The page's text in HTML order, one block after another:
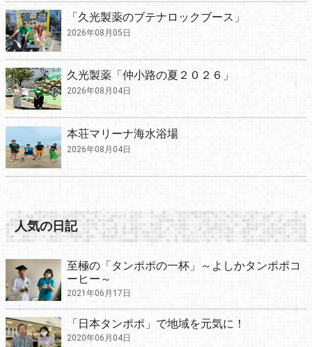
「久光製薬のブテナロックブース」
2026年08月05日
久光製薬「仲小路の夏２０２６」
2026年08月04日
本荘マリーナ海水浴場
2026年08月04日
人気の日記
至極の「タンポポの一杯」～よしかタンポポコ
ーヒー～
2021年06月17日
「日本タンポポ」で地域を元気に！
2020年06月04日